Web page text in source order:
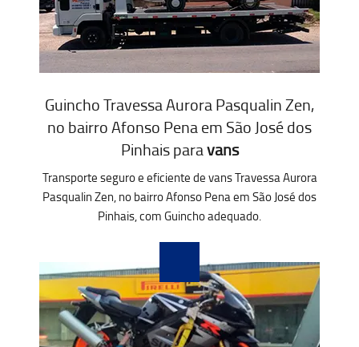
Guincho Travessa Aurora Pasqualin Zen,
no bairro Afonso Pena em São José dos
Pinhais paravans
Transporte seguro e eficiente de vans Travessa Aurora
Pasqualin Zen, no bairro Afonso Pena em São José dos
Pinhais, com Guincho adequado.